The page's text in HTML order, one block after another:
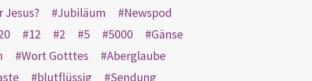
Jesus? Jubiläum
Newspod
12 2 5 5000
Gänse
Wort Gotttes
Aberglaube
blutflüssig
Sendung